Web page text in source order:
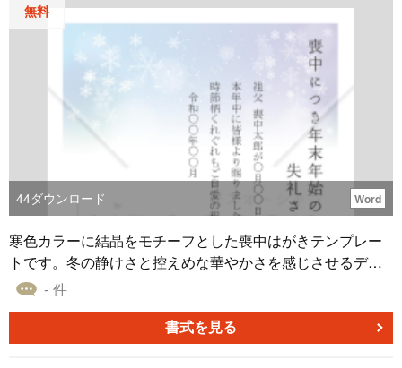
無料
44ダウンロード Word
寒色カラーに結晶をモチーフとした喪中はがきテンプレー
トです。冬の静けさと控えめな華やかさを感じさせるデザ
インが特徴で、哀悼の意を丁寧に伝える際に最適です。落
ネス用どちらにも対応します。例文付きのため、文面作成
がスムーズで、短時間で準備を整えることが可能です。Wo
- 件
書式を見る